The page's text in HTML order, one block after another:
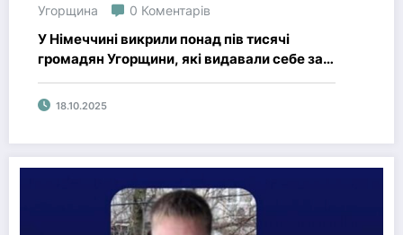
Угорщина
0 Коментарів
У Німеччині викрили понад пів тисячі
громадян Угорщини, які видавали себе за
українських біженців
18.10.2025